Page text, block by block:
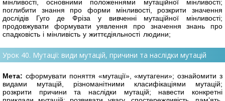
мінливості, основними положеннями мутаційної мінливості;
поглибити знання про форми мінливості, розкрити значення
дослідів Гуго де Фріза у вивченні мутаційної мінливості;
продовжувати формувати уявлення про значення знань про
спадковість і мінливість у життєдіяльності людини;
Урок 40. Мутації: види мутацій, причини та наслідки мутацій
Мета: сформувати поняття «мутації», «мутагени»; ознайомити з
видами мутацій, різноманітними класифікаціями мутацій;
розкрити причини та наслідки мутацій; навести конкретні